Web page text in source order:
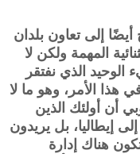
إلى تعاون بلدان
المهمة ولكن لا
الوحيد الذي نفتقر
هذا الأمر، وهو ما لا
أن أولئك الذين
إيطاليا، بل يريدون
هناك إدارة